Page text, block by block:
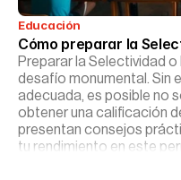
Educación
Cómo preparar la
Preparar la Selectividad o
desafío monumental. Sin
adecuada, es posible no
obtener una calificación
presentan consejos
tu rendimiento en este